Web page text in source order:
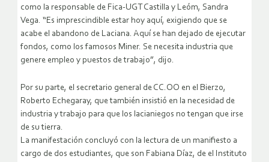
como la responsable de Fica-UGT Castilla y Leóm, Sandra
Vega. “Es imprescindible estar hoy aquí, exigiendo que se
acabe el abandono de Laciana. Aquí se han dejado de ejecutar
fondos, como los famosos Miner. Se necesita industria que
genere empleo y puestos de trabajo”, dijo.
Por su parte, el secretario general de CC.OO en el Bierzo,
Roberto Echegaray, que también insistió en la necesidad de
industria y trabajo para que los lacianiegos no tengan que irse
de su tierra.
La manifestación concluyó con la lectura de un manifiesto a
cargo de dos estudiantes, que son Fabiana Díaz, de el Instituto